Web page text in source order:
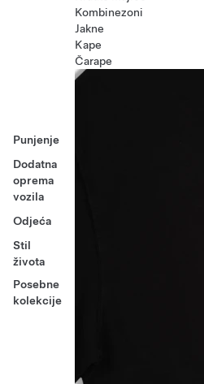
Punjenje
Dodatna
oprema
vozila
Odjeća
Stil
života
Posebne
kolekcije
Kombinezoni
Jakne
Kape
Čarape